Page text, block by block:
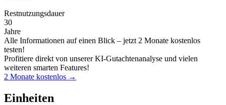
Restnutzungsdauer
30
Jahre
Alle Informationen auf einen Blick – jetzt 2 Monate kostenlos
testen!
Profitiere direkt von unserer KI-Gutachtenanalyse und vielen
weiteren smarten Features!
2 Monate kostenlos →
Einheiten